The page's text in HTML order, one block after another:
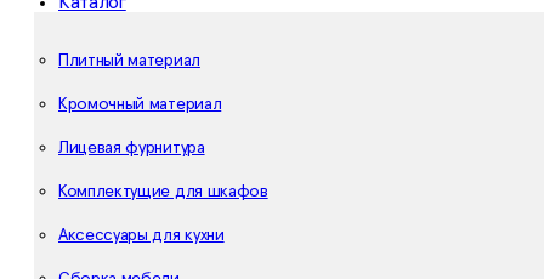
Плитный материал
Кромочный материал
Лицевая фурнитура
Комплектущие для шкафов
Аксессуары для кухни